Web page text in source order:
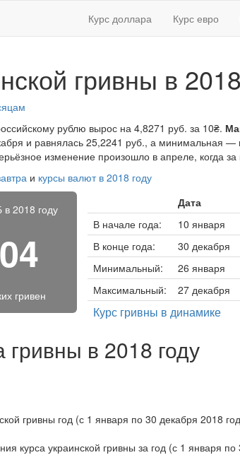
Курс доллара Курс евро
гривны в
рублю вырос на 4,8271 руб. за 10₴.
и равнялась 25,2241 руб., а минимальная —
изменение произошло в апреле, когда
и курсы валют в 2018 году
2018 году
гривен
Дата
В начале года:
10 января
В конце года:
30 декабря
Минимальный:
26 января
Максимальный:
27 декабря
Курс гривны в динамике
гривны в 2018 году
курса украинской гривны за год (с 1 января